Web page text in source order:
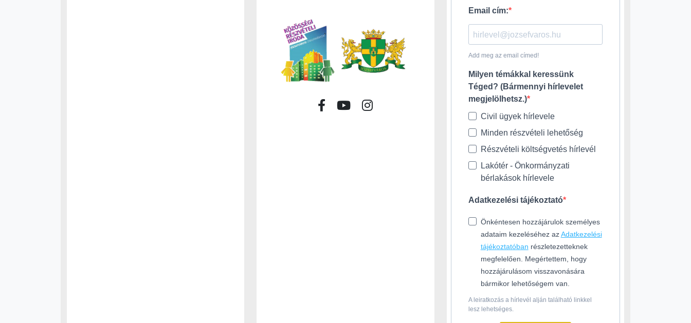
Email cím:
Add meg az email címed!
Milyen témákkal keressünk
Téged? (Bármennyi hírlevelet
megjelölhetsz.)
Civil ügyek hírlevele
Minden részvételi lehetőség
Részvételi költségvetés hírlevél
Lakótér - Önkormányzati
bérlakások hírlevele
Adatkezelési tájékoztató
Önkéntesen hozzájárulok személyes
adataim kezeléséhez azAdatkezelési
tájékoztatóban részletezetteknek
megfelelően. Megértettem, hogy
hozzájárulásom visszavonására
bármikor lehetőségem van.
A leiratkozás a hírlevél alján található linkkel
lesz lehetséges.